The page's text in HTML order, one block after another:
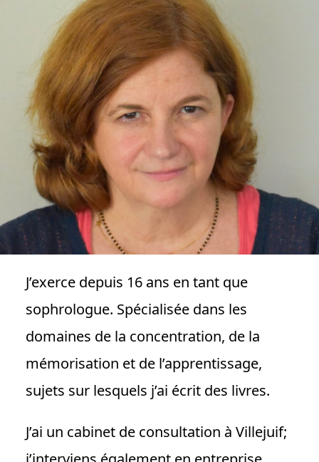
J’exerce depuis 16 ans en tant que
sophrologue. Spécialisée dans les
domaines de la concentration, de la
mémorisation et de l’apprentissage,
sujets sur lesquels j’ai écrit des livres.
J’ai un cabinet de consultation à Villejuif;